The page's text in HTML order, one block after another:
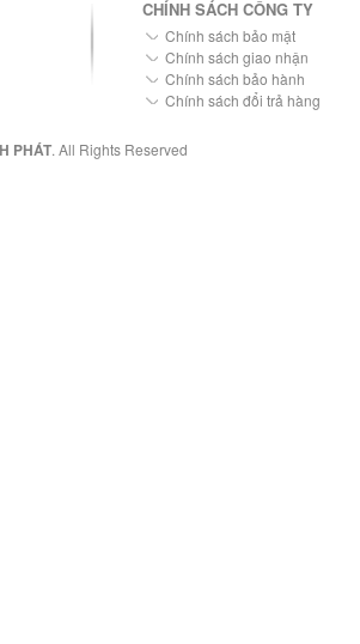
CHÍNH SÁCH CÔNG TY
Chính sách bảo mật
Chính sách giao nhận
Chính sách bảo hành
Chính sách đổi trả hàng
PHÁT. All Rights Reserved